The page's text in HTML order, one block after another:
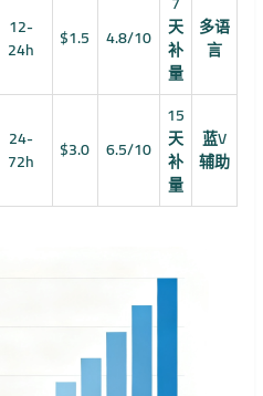
12-
24h
$1.5 4.8/10 天
补
量
多语
言
24-
72h
$3.0 6.5/10
15
天
补
量
蓝V
辅助